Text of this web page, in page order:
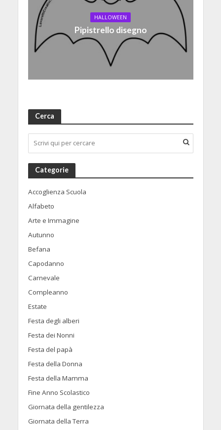
HALLOWEEN
Pipistrello disegno
Cerca
Categorie
Accoglienza Scuola
Alfabeto
Arte e Immagine
Autunno
Befana
Capodanno
Carnevale
Compleanno
Estate
Festa degli alberi
Festa dei Nonni
Festa del papà
Festa della Donna
Festa della Mamma
Fine Anno Scolastico
Giornata della gentilezza
Giornata della Terra